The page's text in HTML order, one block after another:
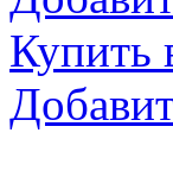
Купить